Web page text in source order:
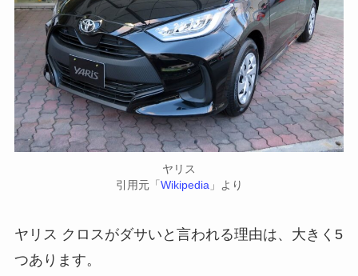
ヤリス
引用元「 Wikipedia 」より
ヤリス クロスがダサいと言われる理由は、大きく5
つあります。